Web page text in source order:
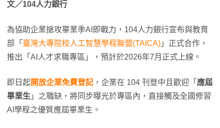
文／104人力銀行
為協助企業搶攻畢業季AI即戰力，104人力銀行宣布與教育
部「 臺灣大專院校人工智慧學程聯盟(TAICA) 」正式合作，
推出「AI人才求職專區」，預計於2026年7月正式上線。
即日起開放企業免費登記 ，企業在 104 刊登中且歡迎「 應屆
畢業生 」之職缺，將同步曝光於專區內，直接觸及全國修習
AI學程之優質應屆畢業生。